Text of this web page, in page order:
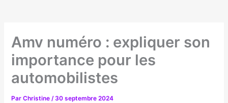
Amv numéro : expliquer son
importance pour les
automobilistes
ParChristine/30 septembre 2024